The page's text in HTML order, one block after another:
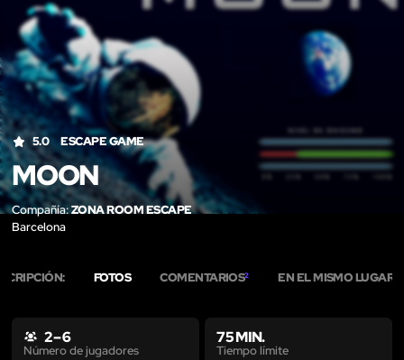
5.0 ESCAPE GAME
MOON
Compañía:ZONA ROOM ESCAPE
Barcelona
FOTOS COMENTARIOS2 EN EL MISMO LUGAR
2 – 6
Número de jugadores
75 MIN.
Tiempo límite